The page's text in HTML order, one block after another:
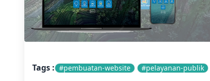
Tags : #pembuatan-website #pelayanan-publik